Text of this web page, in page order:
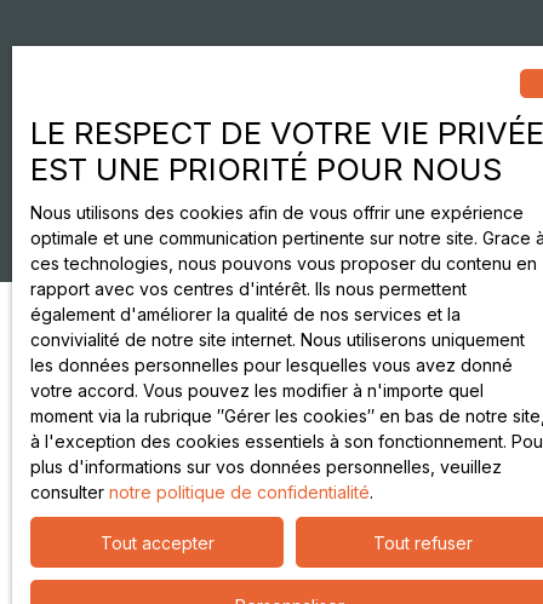
LE RESPECT DE VOTRE VIE PRIVÉE
EST UNE PRIORITÉ POUR NOUS
Nous utilisons des cookies afin de vous offrir une expérience
optimale et une communication pertinente sur notre site. Grace
ces technologies, nous pouvons vous proposer du contenu en
rapport avec vos centres d'intérêt. Ils nous permettent
également d'améliorer la qualité de nos services et la
convivialité de notre site internet. Nous utiliserons uniquement
les données personnelles pour lesquelles vous avez donné
votre accord. Vous pouvez les modifier à n'importe quel
moment via la rubrique ″Gérer les cookies″ en bas de notre
à l'exception des cookies essentiels à son fonctionnement.
plus d'informations sur vos données personnelles, veuillez
consulter notre politique de confidentialité.
Tout accepter Tout refuser